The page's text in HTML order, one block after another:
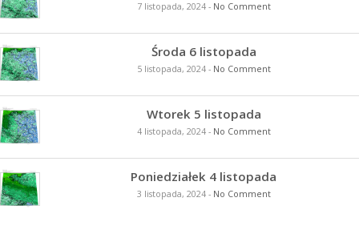
7 listopada, 2024- No Comment
Środa 6 listopada
5 listopada, 2024- No Comment
Wtorek 5 listopada
4 listopada, 2024- No Comment
Poniedziałek 4 listopada
3 listopada, 2024- No Comment